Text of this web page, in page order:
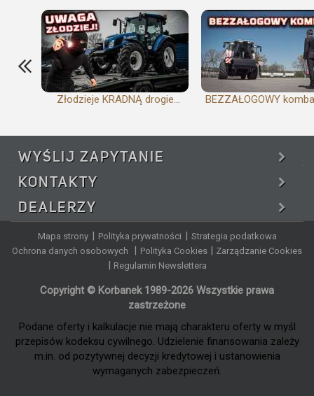
Złodzieje KRADNĄ drogie... BEZZAŁOGOWY
KONTAKTY
DEALERZY
WYŚLIJ ZAPYTANIE
Mapa strony | Polityka prywatności | Strategia podatkowa
Ochrona danych osobowych
| Polityka Cookies | Zarządzanie Cookies
| Regulamin Newslettera
Copyright © Korbanek 1989-2026 Wszystkie prawa
zastrzeżone
Podane oferty i kalkulacje nie mają charakteru oferty w myśl
przepisów kodeksu cywilnego. Udzielenie finansowania zależy
m.in. od pozytywnej decyzji kredytowej i ustanowienia
wymaganych zabezpieczeń.